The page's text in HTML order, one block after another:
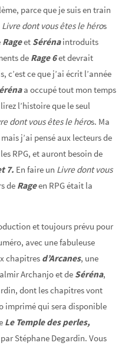
parce que je suis en train
Livre dont vous êtes le héros
Rageet Sérénaintroduits
de Rage 6et devrait
c’est ce que j’ai écrit l’année
a occupé tout mon temps
l’histoire que le seul
dont vous êtes le héros. Ma
j’ai pensé aux lecteurs de
RPG, et auront besoin de
7. En faire un Livre dont vous
de Rageen RPG était la
et toujours prévu pour
avec une fabuleuse
chapitres d’Arcanes, une
Archanjo et de Séréna,
dont les chapitres vont
imprimé qui sera disponible
Le Temple des perles,
Stéphane Degardin. Vous